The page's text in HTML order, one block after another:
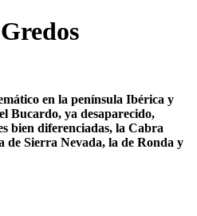
en la península Ibérica y
Bucardo, ya desaparecido,
bien diferenciadas, la Cabra
de Sierra Nevada, la de Ronda y